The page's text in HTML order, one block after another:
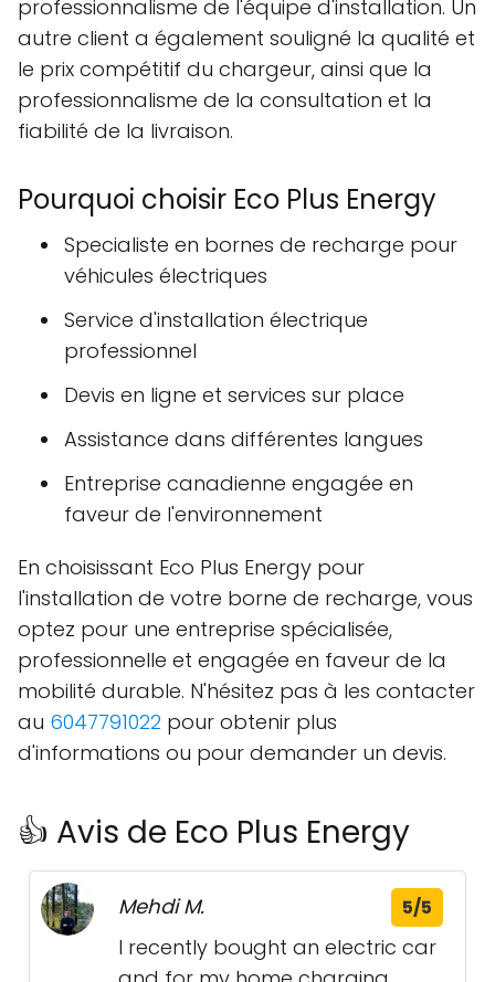
professionnalisme de l'équipe d'installation. Un
autre client a également souligné la qualité et
le prix compétitif du chargeur, ainsi que la
professionnalisme de la consultation et la
fiabilité de la livraison.
Pourquoi choisir Eco Plus Energy
Specialiste en bornes de recharge pour
véhicules électriques
Service d'installation électrique
professionnel
Devis en ligne et services sur place
Assistance dans différentes langues
Entreprise canadienne engagée en
faveur de l'environnement
En choisissant Eco Plus Energy pour
l'installation de votre borne de recharge, vous
optez pour une entreprise spécialisée,
professionnelle et engagée en faveur de la
mobilité durable. N'hésitez pas à les contacter
au 6047791022 pour obtenir plus
d'informations ou pour demander un devis.
👍 Avis de Eco Plus Energy
Mehdi M. 5/5
I recently bought an electric car